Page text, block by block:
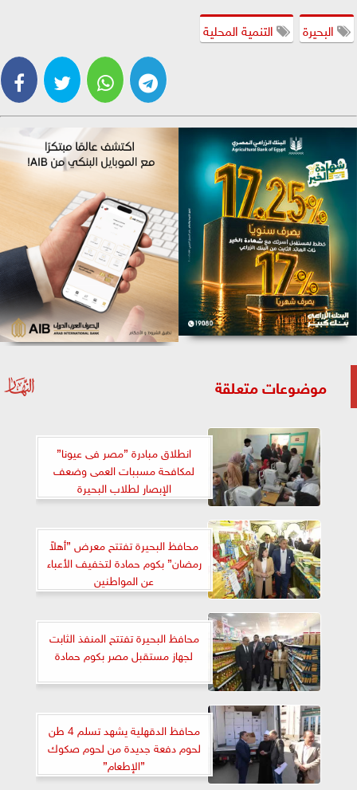
البحيرة
التنمية المحلية
موضوعات متعلقة
انطلاق مبادرة ”مصر فى عيونا”
لمكافحة مسببات العمى وضعف
الإبصار لطلاب البحيرة
محافظ البحيرة تفتتح معرض ”أهلاً
رمضان” بكوم حمادة لتخفيف الأعباء
عن المواطنين
محافظ البحيرة تفتتح المنفذ الثابت
لجهاز مستقبل مصر بكوم حمادة
محافظ الدقهلية يشهد تسلم 4 طن
لحوم دفعة جديدة من لحوم صكوك
”الإطعام”